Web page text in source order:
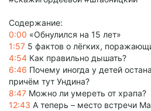
Содержание:
0:00 «Обнулился на 15 лет»
1:57 5 фактов о лёгких,
4:54 Как правильно дышать?
6:46 Почему иногда у детей
причём тут Ундина?
8:47 Можно ли умереть от храпа?
12:43 А теперь – место встречи